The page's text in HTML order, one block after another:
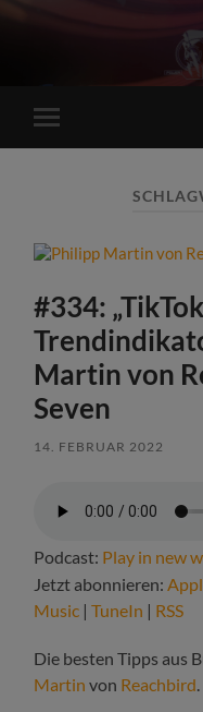
Mobile-
Menü
#334:
Martin von
Seven
14. FEBRUAR 2022
Podcast: Play in new
Jetzt abonnieren:
Music |TuneIn | RSS
Die besten Tipps aus
Martin von Reachbird.